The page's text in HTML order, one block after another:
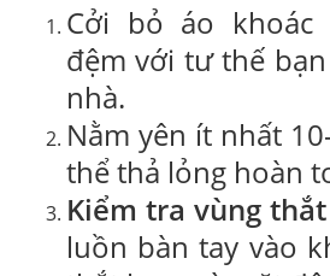
Cởi bỏ áo khoác
đệm với tư thế
nhà.
Nằm yên ít nhất
thể thả lỏng hoàn
Kiểm tra vùng
luồn bàn tay vào